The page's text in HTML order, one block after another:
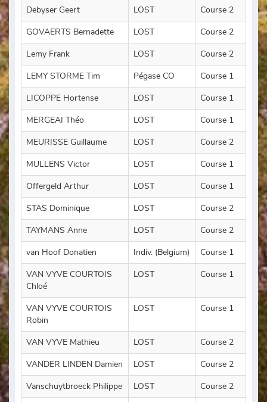
Debyser Geert
LOST
Course 2
GOVAERTS Bernadette
LOST
Course 2
Lemy Frank
LOST
Course 2
LEMY STORME Tim
Pégase CO
Course 1
LICOPPE Hortense
LOST
Course 1
MERGEAI Théo
LOST
Course 1
MEURISSE Guillaume
LOST
Course 2
MULLENS Victor
LOST
Course 1
Offergeld Arthur
LOST
Course 1
STAS Dominique
LOST
Course 2
TAYMANS Anne
LOST
Course 2
van Hoof Donatien
Indiv. (Belgium)
Course 1
VAN VYVE COURTOIS
Chloé
LOST Course 1
VAN VYVE COURTOIS
Robin
LOST Course 1
VAN VYVE Mathieu LOST
Course 2
VANDER LINDEN Damien
LOST
Course 2
Vanschuytbroeck Philippe
LOST Course 2